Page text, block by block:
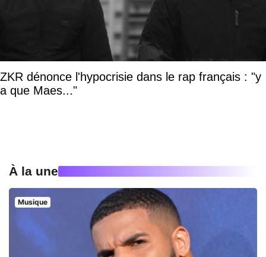
ZKR dénonce l'hypocrisie dans le rap français : "y
a que Maes..."
À la une
Musique